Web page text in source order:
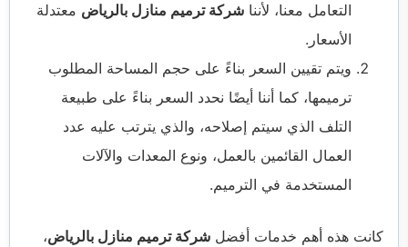
التعامل معنا، لأننا شركة ترميم منازل بالرياض معتدلة
الأسعار.
ويتم تقيين السعر بناءً على حجم المساحة المطلوب
ترميمها، كما أننا أيضًا نحدد السعر بناءً على طبيعة
التلف الذي سيتم إصلاحه، والذي يترتب عليه عدد
العمال القائمين بالعمل، ونوع المعدات والآلات
المستخدمة في الترميم.
كانت هذه أهم خدمات أفضل شركة ترميم منازل بالرياض،